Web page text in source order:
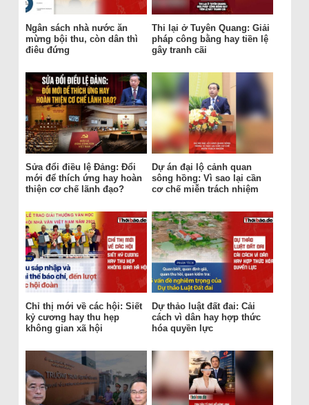
Ngân sách nhà nước ăn
mừng bội thu, còn dân thì
điêu đứng
Thi lại ở Tuyên Quang: Giải
pháp công bằng hay tiền lệ
gây tranh cãi
Sửa đổi điều lệ Đảng: Đổi
mới để thích ứng hay hoàn
thiện cơ chế lãnh đạo?
Dự án đại lộ cảnh quan
sông hồng: Vì sao lại cần
cơ chế miễn trách nhiệm
Chỉ thị mới về các hội: Siết
kỷ cương hay thu hẹp
không gian xã hội
Dự thảo luật đất đai: Cải
cách vì dân hay hợp thức
hóa quyền lực